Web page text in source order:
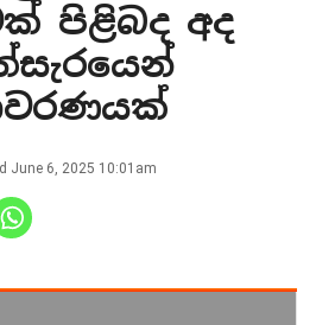
පිළිබද අද
June 6, 2025 10:01am